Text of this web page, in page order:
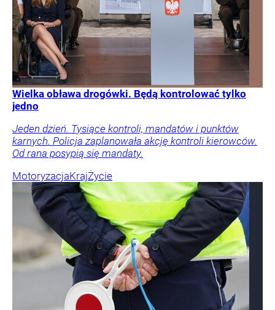
Wielka obława drogówki. Będą kontrolować tylko
jedno
Jeden dzień. Tysiące kontroli, mandatów i punktów
karnych. Policja zaplanowała akcję kontroli kierowców.
Od rana posypią się mandaty.
MotoryzacjaKrajŻycie